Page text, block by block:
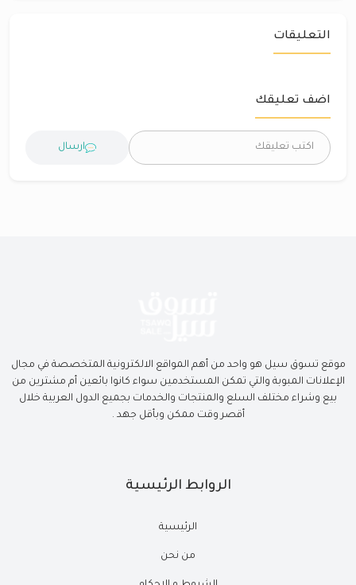
التعليقات
اضف تعليقك
ارسال
موقع تسوق سيل هو واحد من أهم المواقع الالكترونية المتخصصة في مجال
الإعلانات المبوبة والتي تمكن المستخدمين سواء كانوا بائعين أم مشترين من
بيع وشراء مختلف السلع والمنتجات والخدمات بجميع الدول العربية خلال
أقصر وقت ممكن وبأقل جهد .
الروابط الرئيسية
الرئيسية
من نحن